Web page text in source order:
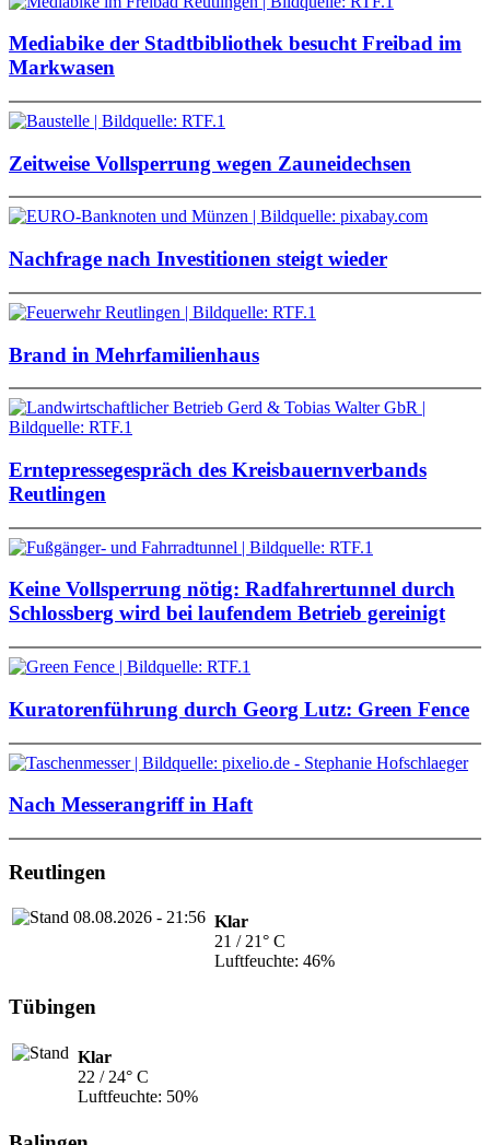
Mediabike der Stadtbibliothek besucht Freibad im
Markwasen
Zeitweise Vollsperrung wegen Zauneidechsen
Nachfrage nach Investitionen steigt wieder
Brand in Mehrfamilienhaus
Erntepressegespräch des Kreisbauernverbands
Reutlingen
Keine Vollsperrung nötig: Radfahrertunnel durch
Schlossberg wird bei laufendem Betrieb gereinigt
Kuratorenführung durch Georg Lutz: Green Fence
Nach Messerangriff in Haft
Reutlingen
Klar
21 / 21° C
Luftfeuchte: 46%
Tübingen
Klar
22 / 24° C
Luftfeuchte: 50%